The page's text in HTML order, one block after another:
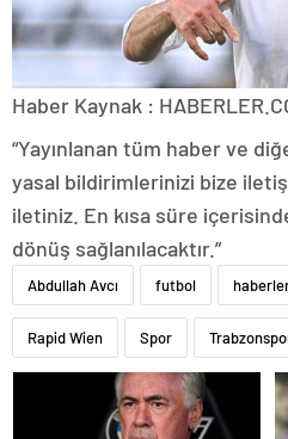
Haber Kaynak :
“Yayınlanan tüm haber ve
yasal bildirimlerinizi bize
iletiniz. En kısa süre
dönüş sağlanılacaktır.”
Abdullah Avcı futbol
Rapid Wien Spor